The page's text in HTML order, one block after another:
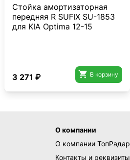
Стойка амортизаторная
передняя R SUFIX SU-1853
для KIA Optima 12-15
3 271 ₽  В корзину
О компании
О компании ТопРадар
Контакты и реквизиты